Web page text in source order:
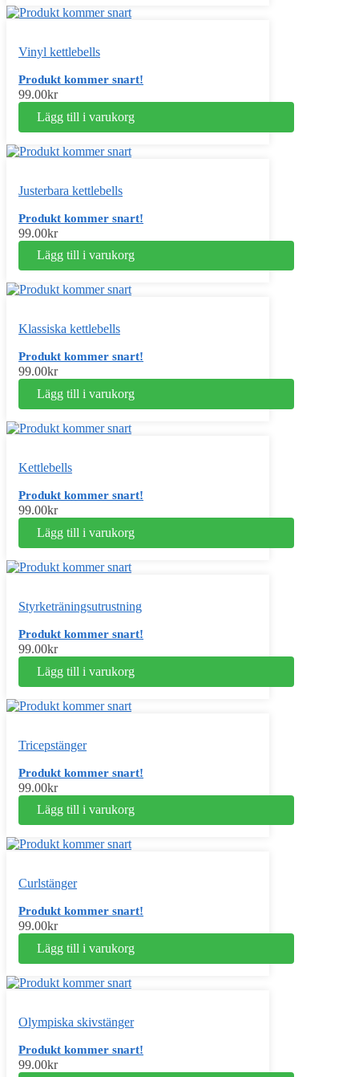
Vinyl kettlebells
Produkt kommer snart!
99.00kr
Lägg till i varukorg
Justerbara kettlebells
Produkt kommer snart!
99.00kr
Lägg till i varukorg
Klassiska kettlebells
Produkt kommer snart!
99.00kr
Lägg till i varukorg
Kettlebells
Produkt kommer snart!
99.00kr
Lägg till i varukorg
Styrketräningsutrustning
Produkt kommer snart!
99.00kr
Lägg till i varukorg
Tricepstänger
Produkt kommer snart!
99.00kr
Lägg till i varukorg
Curlstänger
Produkt kommer snart!
99.00kr
Lägg till i varukorg
Olympiska skivstänger
Produkt kommer snart!
99.00kr